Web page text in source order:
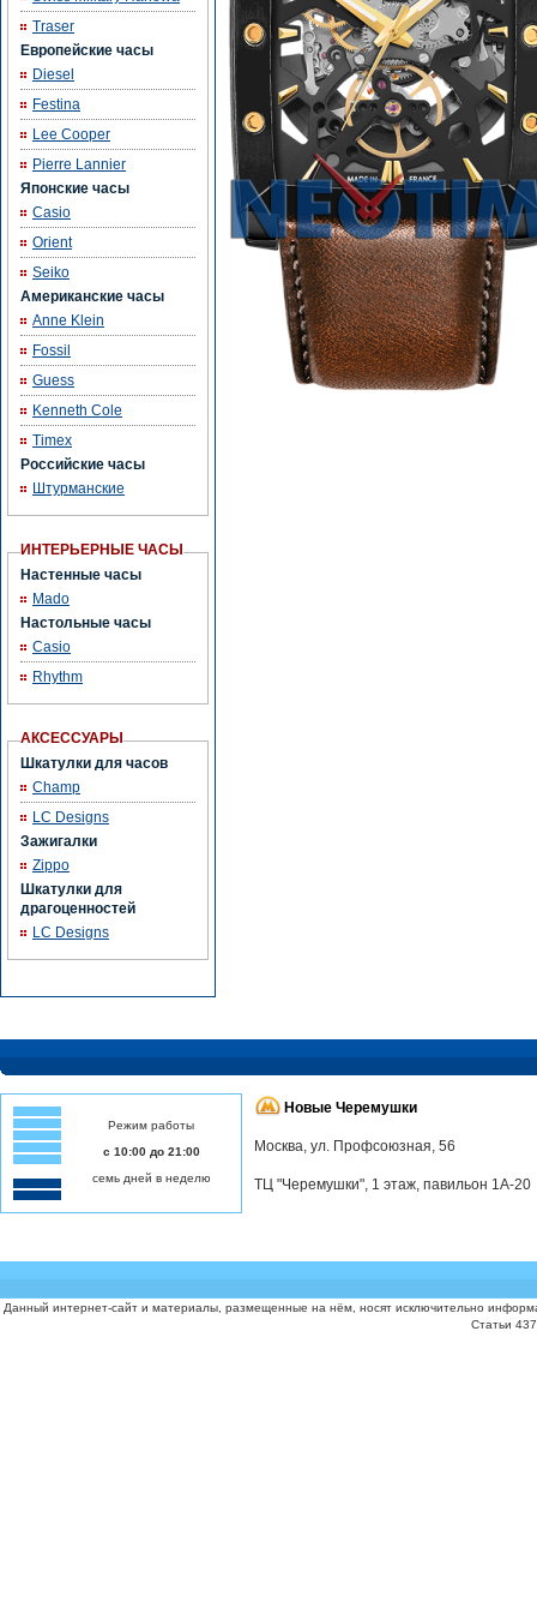
Traser
Европейские часы
Diesel
Festina
Lee Cooper
Pierre Lannier
Японские часы
Casio
Orient
Seiko
Американские часы
Anne Klein
Fossil
Guess
Kenneth Cole
Timex
Российские часы
Штурманские
ИНТЕРЬЕРНЫЕ ЧАСЫ
Настенные часы
Mado
Настольные часы
Casio
Rhythm
АКСЕССУАРЫ
Шкатулки для часов
Champ
LC Designs
Зажигалки
Zippo
Шкатулки для
драгоценностей
LC Designs
Режим работы
с 10:00 до 21:00
семь дней в неделю
Новые Черемушки
Москва, ул. Профсоюзная, 56
ТЦ "Черемушки", 1 этаж, павильон 1А-20
Данный интернет-сайт и материалы, размещенные на нём, носят исключительно
Статьи